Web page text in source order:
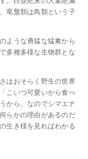
竜盤類は鳥類という子
ような勇猛な猛禽から
多種多様な生物群とな
はおそらく野生の世界
こいつ可愛いから食べ
から。なのでシマエナ
らかの理由があるのだ
生き様を見ればわかる